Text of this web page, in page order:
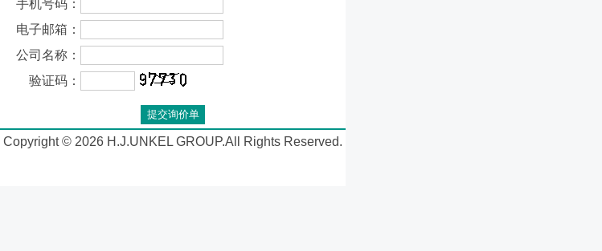
手机号码：
电子邮箱：
公司名称：
验证码：
Copyright © 2026 H.J.UNKEL GROUP.All Rights Reserved.